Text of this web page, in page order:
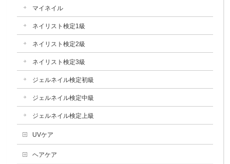
マイネイル
ネイリスト検定1級
ネイリスト検定2級
ネイリスト検定3級
ジェルネイル検定初級
ジェルネイル検定中級
ジェルネイル検定上級
UVケア
ヘアケア